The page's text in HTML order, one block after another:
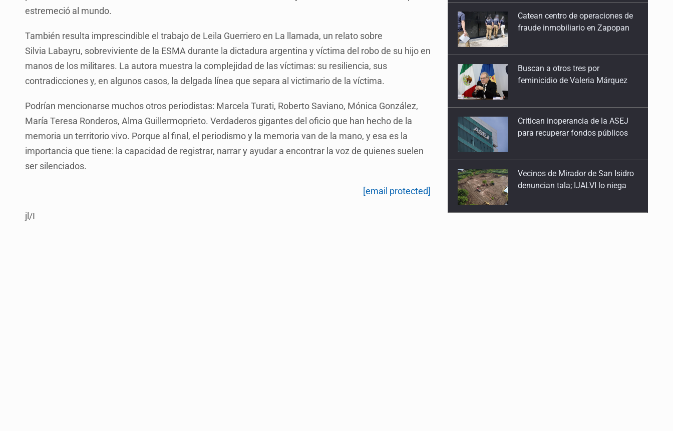
estremeció al mundo.
También resulta imprescindible el trabajo de Leila Guerriero en La llamada, un relato sobre
Silvia Labayru, sobreviviente de la ESMA durante la dictadura argentina y víctima del robo de su hijo en
manos de los militares. La autora muestra la complejidad de las víctimas: su resiliencia, sus
contradicciones y, en algunos casos, la delgada línea que separa al victimario de la víctima.
Podrían mencionarse muchos otros periodistas: Marcela Turati, Roberto Saviano, Mónica González,
María Teresa Ronderos, Alma Guillermoprieto. Verdaderos gigantes del oficio que han hecho de la
memoria un territorio vivo. Porque al final, el periodismo y la memoria van de la mano, y esa es la
importancia que tiene: la capacidad de registrar, narrar y ayudar a encontrar la voz de quienes suelen
ser silenciados.
[email protected]
jl/I
29 de Abril de 2026
Especulación con el CUSMAX
Palabras ante la impunidad
15 de Abril de 2026
Contra los depredadores
25 de Marzo de 2026
¿Quién dejó entrar a Broxel?
18 de Marzo de 2026
Agua turbia, decisiones opacas
11 de Marzo de 2026
feminicidio de Valeria Márquez
para recuperar fondos públicos
denuncian tala; IJALVI lo niega
jalapeños mexicanos